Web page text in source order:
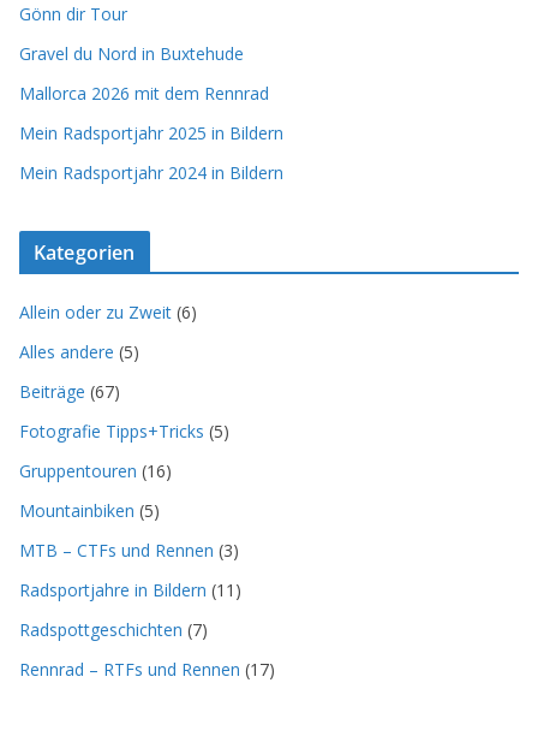
Gönn dir Tour
Gravel du Nord in Buxtehude
Mallorca 2026 mit dem Rennrad
Mein Radsportjahr 2025 in Bildern
Mein Radsportjahr 2024 in Bildern
Kategorien
Allein oder zu Zweit (6)
Alles andere (5)
Beiträge (67)
Fotografie Tipps+Tricks (5)
Gruppentouren (16)
Mountainbiken (5)
MTB – CTFs und Rennen (3)
Radsportjahre in Bildern (11)
Radspottgeschichten (7)
Rennrad – RTFs und Rennen (17)